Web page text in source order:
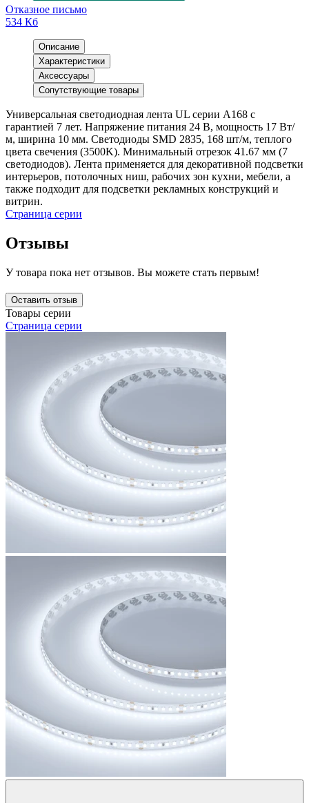
Отказное письмо
534 Кб
Описание
Характеристики
Аксессуары
Сопутствующие товары
Универсальная светодиодная лента UL серии A168 с
гарантией 7 лет. Напряжение питания 24 В, мощность 17 Вт/
м, ширина 10 мм. Светодиоды SMD 2835, 168 шт/м, теплого
цвета свечения (3500K). Минимальный отрезок 41.67 мм (7
светодиодов). Лента применяется для декоративной подсветки
интерьеров, потолочных ниш, рабочих зон кухни, мебели, а
также подходит для подсветки рекламных конструкций и
витрин.
Страница серии
Отзывы
У товара пока нет отзывов. Вы можете стать первым!
Оставить отзыв
Товары серии
Страница серии